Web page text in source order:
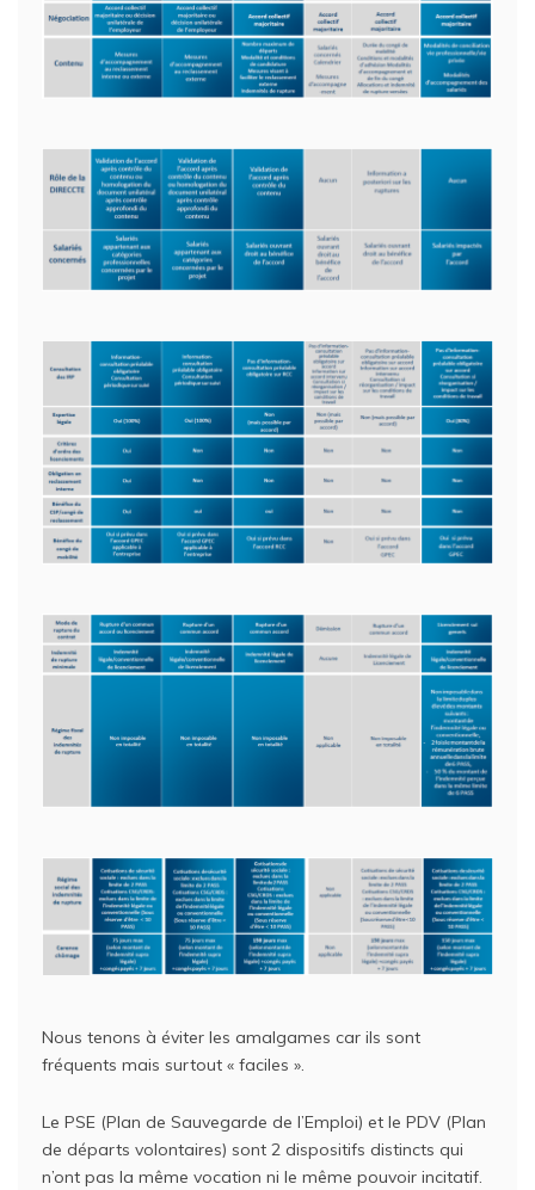
Nous tenons à éviter les amalgames car ils sont
fréquents mais surtout « faciles ».
Le PSE (Plan de Sauvegarde de l’Emploi) et le PDV (Plan
de départs volontaires) sont 2 dispositifs distincts qui
n’ont pas la même vocation ni le même pouvoir incitatif.